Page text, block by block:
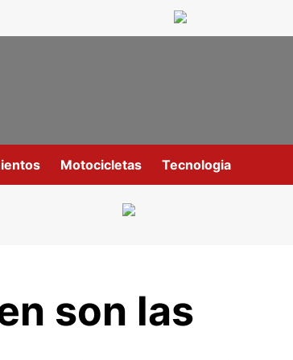
Motocicletas Tecnologia
son las